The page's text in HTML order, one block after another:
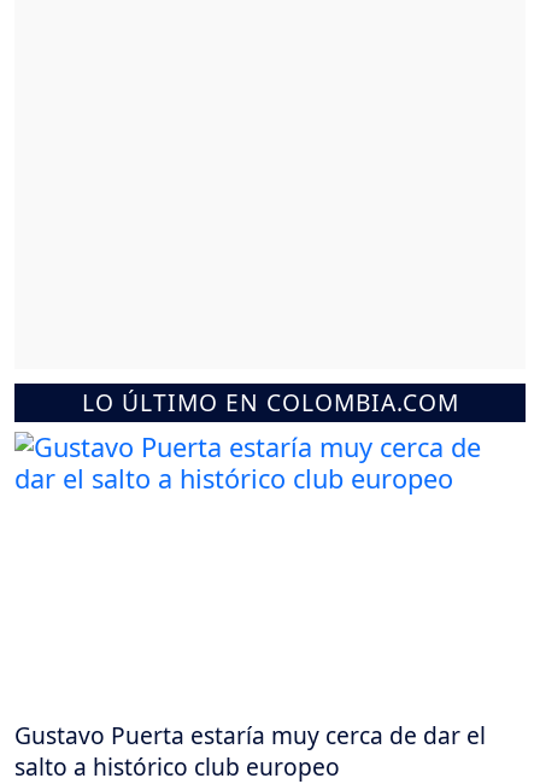
LO ÚLTIMO EN COLOMBIA.COM
Gustavo Puerta estaría muy cerca de dar el
salto a histórico club europeo